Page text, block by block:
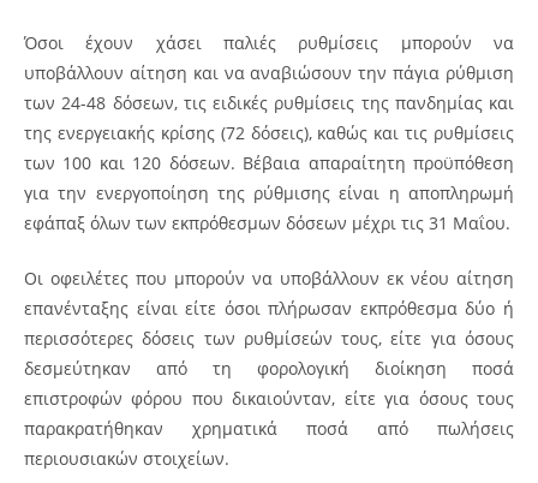
Όσοι έχουν χάσει παλιές ρυθμίσεις μπορούν να
υποβάλλουν αίτηση και να αναβιώσουν την πάγια ρύθμιση
των 24-48 δόσεων, τις ειδικές ρυθμίσεις της πανδημίας και
της ενεργειακής κρίσης (72 δόσεις), καθώς και τις ρυθμίσεις
των 100 και 120 δόσεων. Βέβαια απαραίτητη προϋπόθεση
για την ενεργοποίηση της ρύθμισης είναι η αποπληρωμή
εφάπαξ όλων των εκπρόθεσμων δόσεων μέχρι τις 31 Μαΐου.
Οι οφειλέτες που μπορούν να υποβάλλουν εκ νέου αίτηση
επανένταξης είναι είτε όσοι πλήρωσαν εκπρόθεσμα δύο ή
περισσότερες δόσεις των ρυθμίσεών τους, είτε για όσους
δεσμεύτηκαν από τη φορολογική διοίκηση ποσά
επιστροφών φόρου που δικαιούνταν, είτε για όσους τους
παρακρατήθηκαν χρηματικά ποσά από πωλήσεις
περιουσιακών στοιχείων.